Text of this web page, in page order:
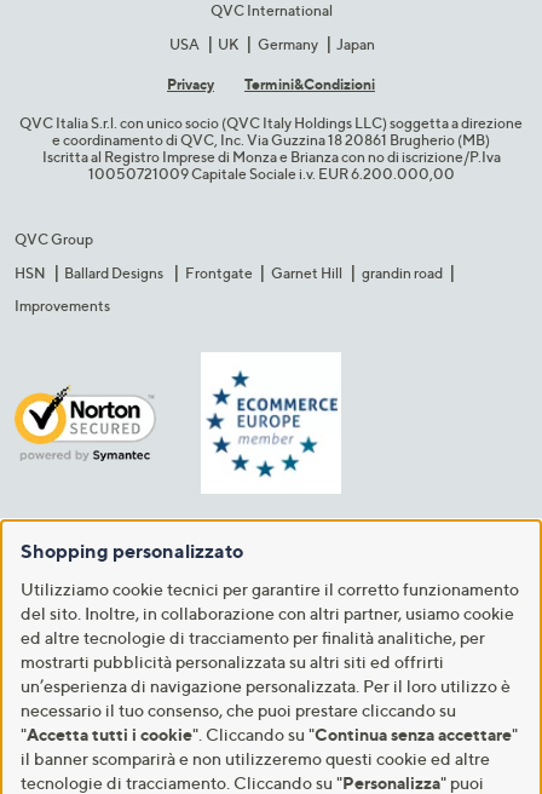
QVC International
USA
UK Germany Japan
Privacy Termini&C​ondizioni
QVC Italia S.r.l. con unico socio (QVC Italy Holdings LLC) soggetta a direzione
e coordinamento di QVC, Inc. Via Guzzina 18 20861 Brugherio (MB)​
Iscritta al Registro Imprese di Monza e Brianza con no di iscrizione/P.Iva
10050721009 Capitale Sociale i.v. EUR 6.200.000,00​
QVC Group
HSN
Ballard Designs Frontgate Garnet Hill
grandin road
Improvements
Shopping personalizzato
Utilizziamo cookie tecnici per garantire il corretto funzionamento
del sito. Inoltre, in collaborazione con altri partner, usiamo cookie
ed altre tecnologie di tracciamento per finalità analitiche, per
mostrarti pubblicità personalizzata su altri siti ed offrirti
un’esperienza di navigazione personalizzata. Per il loro utilizzo è
necessario il tuo consenso, che puoi prestare cliccando su
"Accetta tutti i cookie". Cliccando su "Continua senza accettare"
il banner scomparirà e non utilizzeremo questi cookie ed altre
tecnologie di tracciamento. Cliccando su "Personalizza" puoi